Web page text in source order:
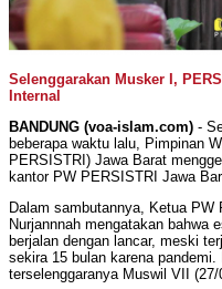
Selenggarakan Musker I,
Internal
BANDUNG (voa-islam.com) -
beberapa waktu lalu, Pimpinan
PERSISTRI) Jawa Barat
kantor PW PERSISTRI Jawa
Dalam sambutannya, Ketua
Nurjannnah mengatakan bahwa
berjalan dengan lancar, meski
sekira 15 bulan karena
terselenggaranya Muswil VII (27/